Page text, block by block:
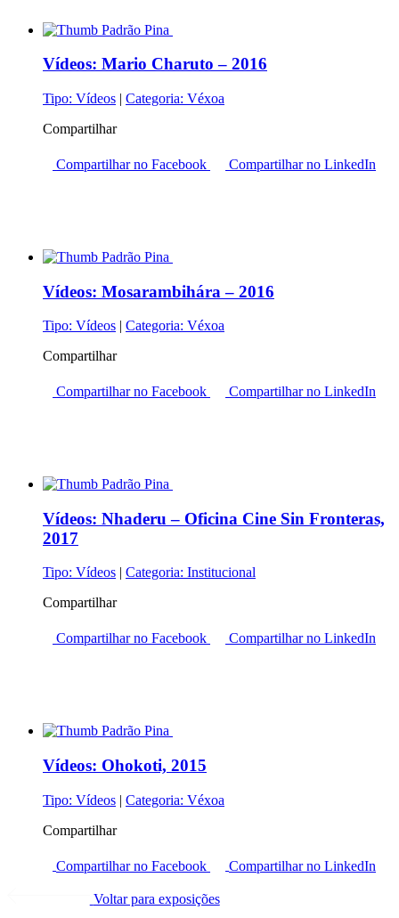
Vídeos: Mario Charuto – 2016
Tipo: Vídeos | Categoria: Véxoa
Compartilhar
Compartilhar no Facebook Compartilhar no LinkedIn
Vídeos: Mosarambihára – 2016
Tipo: Vídeos | Categoria: Véxoa
Compartilhar
Compartilhar no Facebook Compartilhar no LinkedIn
Vídeos: Nhaderu – Oficina Cine Sin Fronteras,
2017
Tipo: Vídeos Categoria: Institucional
Compartilhar
Compartilhar no Facebook Compartilhar no LinkedIn
Vídeos: Ohokoti, 2015
Tipo: Vídeos | Categoria: Véxoa
Compartilhar
Compartilhar no Facebook Compartilhar no LinkedIn
Voltar para exposições